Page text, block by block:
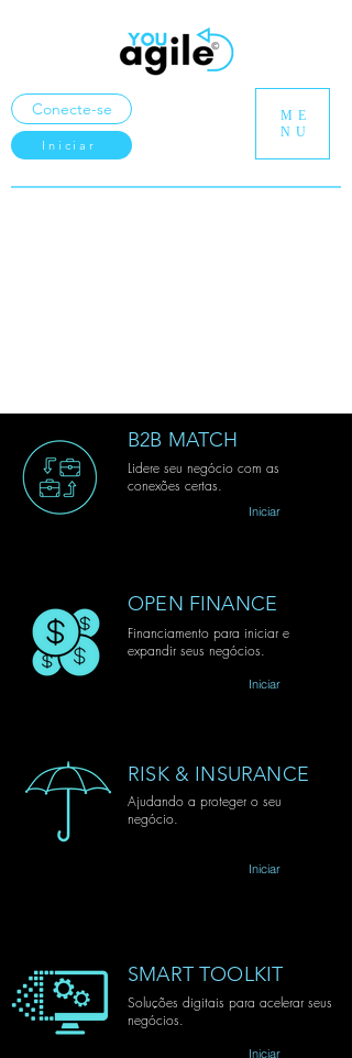
Iniciar
Conecte-se
ME
NU
B2B MATCH
Lidere seu negócio com as
conexões certas.
Iniciar
OPEN FINANCE
Financiamento para iniciar e
expandir seus negócios.
Iniciar
RISK & INSURANCE
Ajudando a proteger o seu
negócio.
Iniciar
SMART TOOLKIT
Soluções digitais para acelerar seus
negócios.
Iniciar